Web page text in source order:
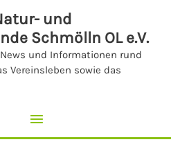
und
Schmölln OL e.V.
und Informationen rund
Vereinsleben sowie das
Hauptmenü